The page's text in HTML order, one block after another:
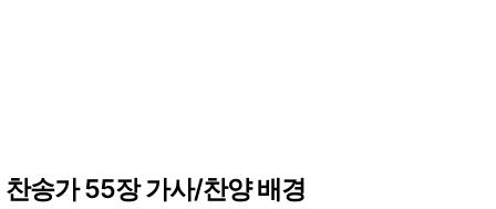
찬송가 55장 가사/찬양 배경